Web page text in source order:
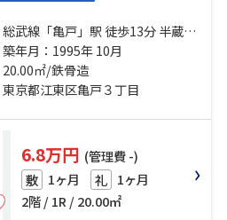
総武線「亀戸」駅 徒歩13分 半蔵門
線「押上」駅 徒歩13分 総武線「錦
糸町」駅 徒歩14分
築年月：1995年 10月
20.00㎡/鉄骨造
東京都江東区亀戸３丁目
6.8万円 (管理費 -)
敷 1ヶ月 礼 1ヶ月
2階 / 1R / 20.00㎡